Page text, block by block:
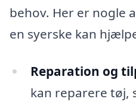
behov. Her er nogle
en syerske kan
Reparation og
kan reparere tøj,